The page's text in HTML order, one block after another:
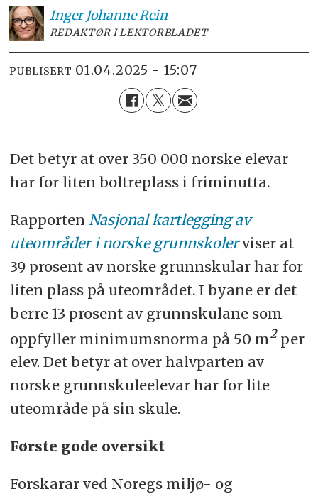
Inger JohanneRein
REDAKTØR I LEKTORBLADET
PUBLISERT 01.04.2025 - 15:07
Det betyr at over 350 000 norske elevar
har for liten boltreplass i friminutta.
Rapporten Nasjonal kartlegging av
uteområder i norske grunnskolerviser at
39 prosent av norske grunnskular har for
liten plass på uteområdet. I byane er det
berre 13 prosent av grunnskulane som
oppfyller minimumsnorma på 50 m2per
elev. Det betyr at over halvparten av
norske grunnskuleelevar har for lite
uteområde på sin skule.
Første gode oversikt
Forskarar ved Noregs miljø- og